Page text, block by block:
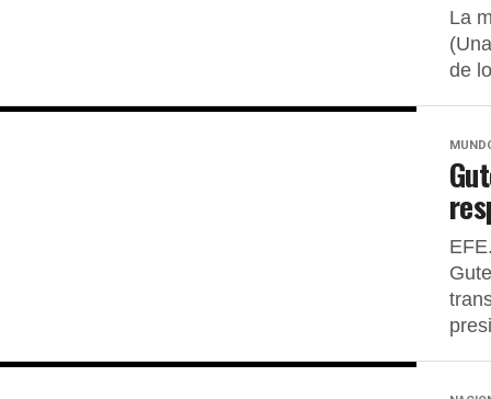
La
de